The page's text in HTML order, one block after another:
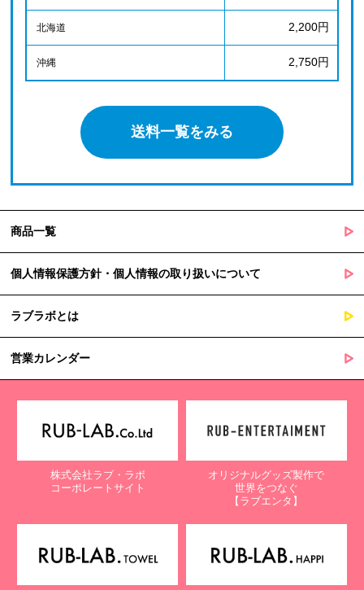
北海道 2,200円
沖縄 2,750円
送料一覧をみる
商品一覧
個人情報保護方針・個人情報の取り扱いについて
ラブラボとは
営業カレンダー
株式会社ラブ・ラボ
コーポレートサイト
オリジナルグッズ製作で
世界をつなぐ
【ラブエンタ】